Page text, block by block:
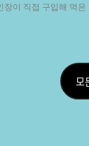
이 직접 구입해 먹
모